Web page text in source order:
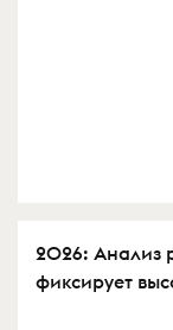
2026: Анализ
фиксирует